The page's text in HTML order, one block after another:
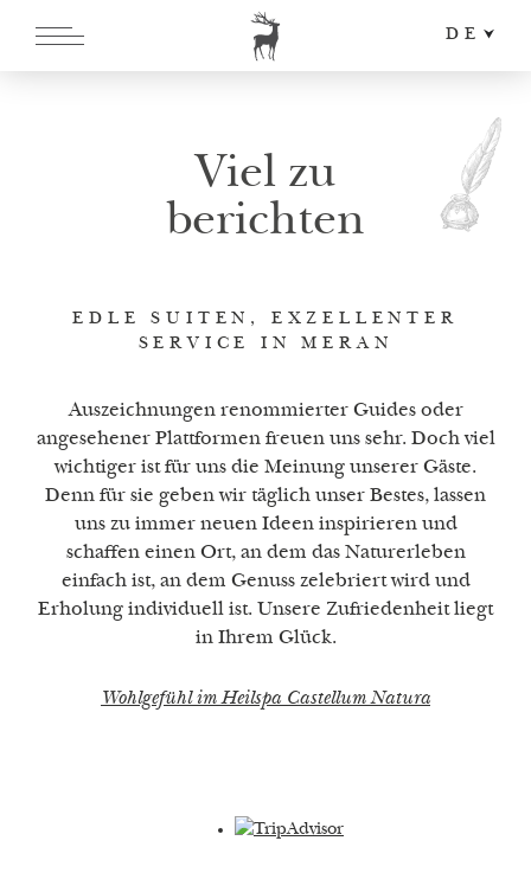
DE
Viel zu
berichten
EDLE SUITEN, EXZELLENTER
SERVICE IN MERAN
Auszeichnungen renommierter Guides oder
angesehener Plattformen freuen uns sehr. Doch viel
wichtiger ist für uns die Meinung unserer Gäste.
Denn für sie geben wir täglich unser Bestes, lassen
uns zu immer neuen Ideen inspirieren und
schaffen einen Ort, an dem das Naturerleben
einfach ist, an dem Genuss zelebriert wird und
Erholung individuell ist. Unsere Zufriedenheit liegt
in Ihrem Glück.
Wohlgefühl im Heilspa Castellum Natura